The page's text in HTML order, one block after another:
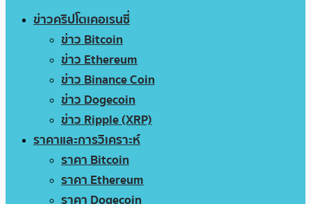
ข่าวคริปโตเคอเรนซี่
ข่าว Bitcoin
ข่าว Ethereum
ข่าว Binance Coin
ข่าว Dogecoin
ข่าว Ripple (XRP)
ราคาและการวิเคราะห์
ราคา Bitcoin
ราคา Ethereum